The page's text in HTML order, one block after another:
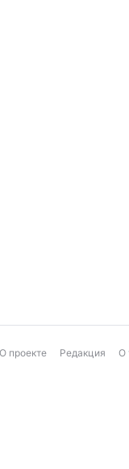
О проекте Редакция О